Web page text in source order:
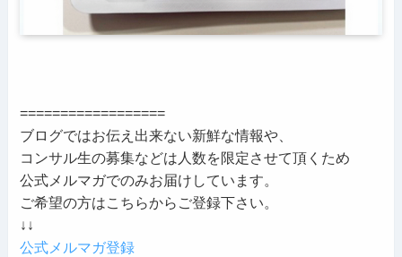
==================
ブログではお伝え出来ない新鮮な情報や、
コンサル生の募集などは人数を限定させて頂くため
公式メルマガでのみお届けしています。
ご希望の方はこちらからご登録下さい。
↓↓
公式メルマガ登録